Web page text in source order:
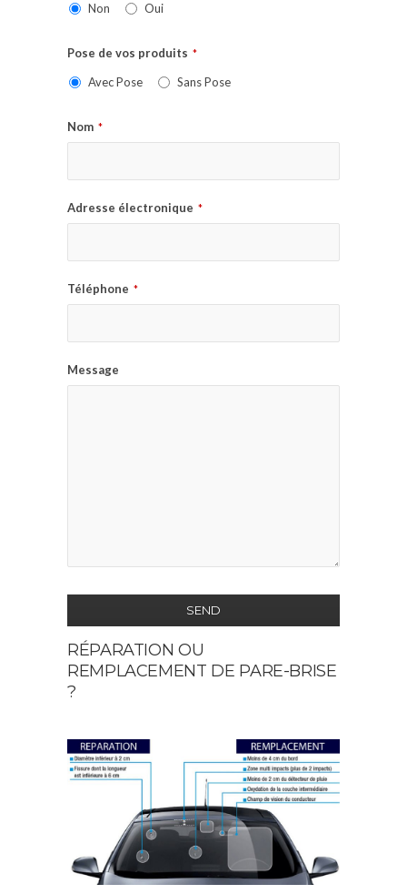
Non Oui
Pose de vos produits *
Avec Pose Sans Pose
Nom *
Adresse électronique *
Téléphone *
Message
SEND
This
field
should
left
blank
RÉPARATION OU
REMPLACEMENT DE PARE-BRISE
?